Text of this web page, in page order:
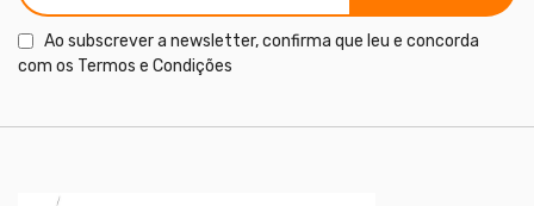
Ao subscrever a newsletter, confirma que leu e concorda
com os Termos e Condições